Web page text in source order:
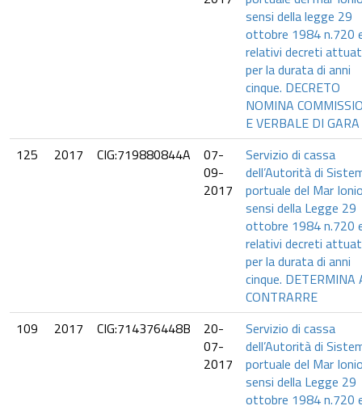
sensi della legge 29
ottobre 1984 n.720
relativi decreti
per la durata di anni
cinque. DECRETO
NOMINA
E VERBALE DI GARA
125
2017 CIG:719880844A
07-
09-
2017
Servizio di cassa
dell’Autorità di
portuale del Mar
sensi della Legge 29
ottobre 1984 n.720
relativi decreti
per la durata di anni
cinque. DETERMINA
CONTRARRE
109
2017 CIG:714376448B
20-
07-
2017
Servizio di cassa
dell’Autorità di
portuale del Mar
sensi della Legge 29
ottobre 1984 n.720